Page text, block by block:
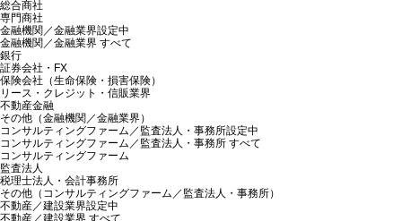
総合商社
専門商社
金融機関／金融業界設定中
金融機関／金融業界 すべて
銀行
証券会社・FX
保険会社（生命保険・損害保険）
リース・クレジット・信販業界
不動産金融
その他（金融機関／金融業界）
コンサルティングファーム／監査法人・事務所設定中
コンサルティングファーム／監査法人・事務所 すべて
コンサルティングファーム
監査法人
税理士法人・会計事務所
その他（コンサルティングファーム／監査法人・事務所）
不動産／建設業界設定中
不動産／建設業界 すべて